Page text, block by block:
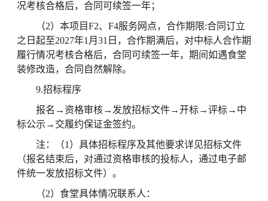
况考核合格后，合同可续签一年；
（2）本项目F2、F4服务网点，合作期限:合同订立
之日起至2027年1月31日，合作期满后，对中标人合作期
履行情况考核合格后，合同可续签一年，期间如遇食堂
装修改造，合同自然解除。
9.招标程序
报名→资格审核→发放招标文件→开标→评标→中
标公示→交履约保证金签约。
注：（1）具体招标程序及其他要求详见招标文件
（报名结束后，对通过资格审核的投标人，通过电子邮
件统一发放招标文件）。
（2） 食堂具体情况联系人：